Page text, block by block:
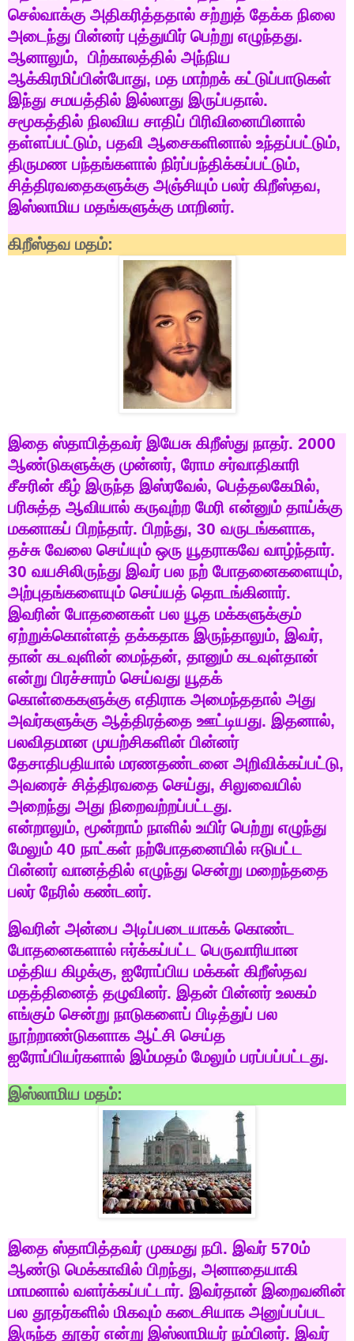
செல்வாக்கு அதிகரித்ததால் சற்றுத் தேக்க நிலை
அடைந்து பின்னர் புத்துயிர் பெற்று எழுந்தது.
ஆனாலும், பிற்காலத்தில் அந்நிய
ஆக்கிரமிப்பின்போது, மத மாற்றக் கட்டுப்பாடுகள்
இந்து சமயத்தில் இல்லாது இருப்பதால்.
சமூகத்தில் நிலவிய சாதிப் பிரிவினையினால்
தள்ளப்பட்டும், பதவி ஆசைகளினால் உந்தப்பட்டும்,
திருமண பந்தங்களால் நிர்ப்பந்திக்கப்பட்டும்,
சித்திரவதைகளுக்கு அஞ்சியும் பலர் கிறீஸ்தவ,
இஸ்லாமிய மதங்களுக்கு மாறினர்.
கிறீஸ்தவ மதம்:
இதை ஸ்தாபித்தவர் இயேசு கிறீஸ்து நாதர். 2000
ஆண்டுகளுக்கு முன்னர், ரோம சர்வாதிகாரி
சீசரின் கீழ் இருந்த இஸ்ரவேல், பெத்தலகேமில்,
பரிசுத்த ஆவியால் கருவுற்ற மேரி என்னும் தாய்க்கு
மகனாகப் பிறந்தார். பிறந்து, 30 வருடங்களாக,
தச்சு வேலை செய்யும் ஒரு யூதராகவே வாழ்ந்தார்.
30 வயசிலிருந்து இவர் பல நற் போதனைகளையும்,
அற்புதங்களையும் செய்யத் தொடங்கினார்.
இவரின் போதனைகள் பல யூத மக்களுக்கும்
ஏற்றுக்கொள்ளத் தக்கதாக இருந்தாலும், இவர்,
தான் கடவுளின் மைந்தன், தானும் கடவுள்தான்
என்று பிரச்சாரம் செய்வது யூதக்
கொள்கைகளுக்கு எதிராக அமைந்ததால் அது
அவர்களுக்கு ஆத்திரத்தை ஊட்டியது. இதனால்,
பலவிதமான முயற்சிகளின் பின்னர்
தேசாதிபதியால் மரணதண்டனை அறிவிக்கப்பட்டு,
அவரைச் சித்திரவதை செய்து, சிலுவையில்
அறைந்து அது நிறைவற்றப்பட்டது.
என்றாலும், மூன்றாம் நாளில் உயிர் பெற்று எழுந்து
மேலும்40 நாட்கள் நற்போதனையில் ஈடுபட்ட
பின்னர் வானத்தில் எழுந்து சென்று மறைந்ததை
பலர் நேரில் கண்டனர்.
இவரின் அன்பை அடிப்படையாகக் கொண்ட
போதனைகளால் ஈர்க்கப்பட்ட பெருவாரியான
மத்திய கிழக்கு, ஐரோப்பிய மக்கள் கிறீஸ்தவ
மதத்தினைத் தழுவினர். இதன் பின்னர் உலகம்
எங்கும் சென்று நாடுகளைப் பிடித்துப் பல
நூற்றாண்டுகளாக ஆட்சி செய்த
ஐரோப்பியர்களால் இம்மதம் மேலும் பரப்பப்பட்டது.
இஸ்லாமிய மதம்:
இதை ஸ்தாபித்தவர் முகமது நபி. இவர்570ம்
ஆண்டு மெக்காவில் பிறந்து, அனாதையாகி
மாமனால் வளர்க்கப்பட்டார். இவர்தான் இறைவனின்
பல தூதர்களில் மிகவும் கடைசியாக அனுப்பப்பட
இருந்த தூதர் என்று இஸ்லாமியர் நம்பினர். இவர்